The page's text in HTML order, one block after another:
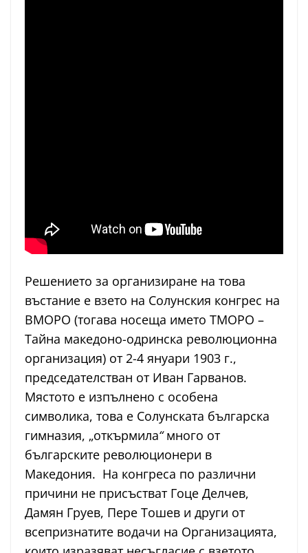
Решението за организиране на това
въстание е взето на Солунския конгрес на
ВМОРО (тогава носеща името ТМОРО –
Тайна македоно-одринска революционна
организация) от 2-4 януари 1903 г.,
председателстван от Иван Гарванов.
Мястото е изпълнено с особена
символика, това е Солунската българска
гимназия, „откърмила“много от
българските революционери в
Македония. На конгреса по различни
причини не присъстват Гоце Делчев,
Дамян Груев, Пере Тошев и други от
всепризнатите водачи на Организацията,